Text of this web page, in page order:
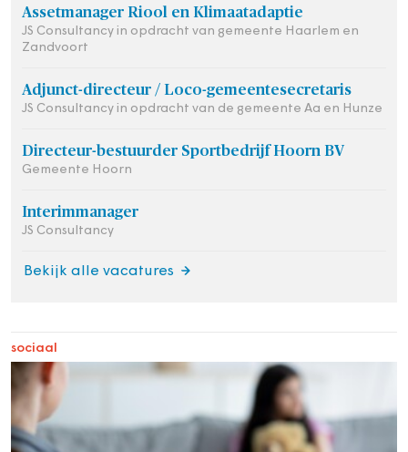
Assetmanager Riool en Klimaatadaptie
JS Consultancy in opdracht van gemeente Haarlem en
Zandvoort
Adjunct-directeur / Loco-gemeentesecretaris
JS Consultancy in opdracht van de gemeente Aa en Hunze
Directeur-bestuurder Sportbedrijf Hoorn BV
Gemeente Hoorn
Interimmanager
JS Consultancy
Bekijk alle vacatures
sociaal